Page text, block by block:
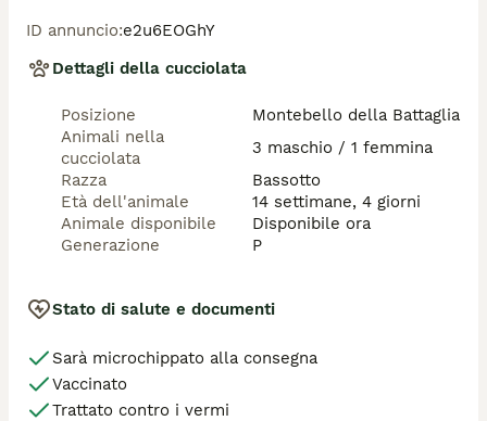
ID annuncio:e2u6EOGhY
Dettagli della cucciolata
Posizione
Montebello della Battaglia
Animali nella
cucciolata
3 maschio / 1 femmina
Razza
Bassotto
Età dell'animale
14 settimane, 4 giorni
Animale disponibile
Disponibile ora
Generazione
P
Stato di salute e documenti
Sarà microchippato alla consegna
Vaccinato
Trattato contro i vermi